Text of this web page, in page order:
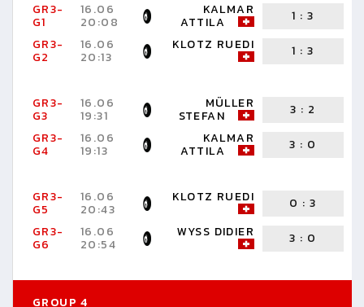
GR3-
G1
16.06
20:08
KALMAR
ATTILA 1 :3
GR3-
G2
16.06
20:13
KLOTZ RUEDI 1 :3
GR3-
G3
16.06
19:31
MÜLLER
STEFAN 3 : 2
GR3-
G4
16.06
19:13
KALMAR
ATTILA 3 : 0
GR3-
G5
16.06
20:43
KLOTZ RUEDI 0 :3
GR3-
G6
16.06
20:54
WYSS DIDIER 3 : 0
GROUP 4